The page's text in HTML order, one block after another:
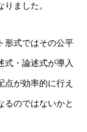
ました。
形式ではその公平
式・論述式が導入
点が効率的に行え
るのではないかと